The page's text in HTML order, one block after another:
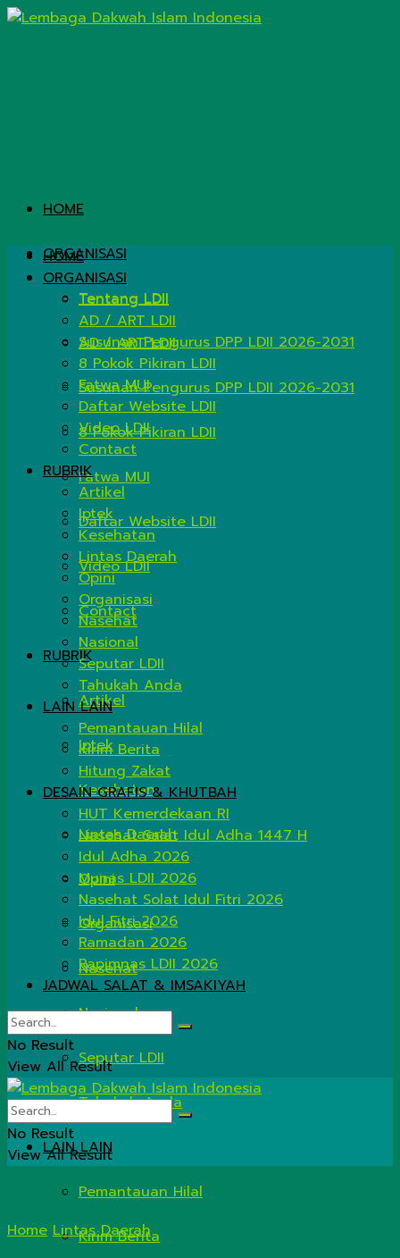
HOME
ORGANISASI
Tentang LDII
AD / ART LDII
Susunan Pengurus DPP LDII 2026-2031
8 Pokok Pikiran LDII
Fatwa MUI
Daftar Website LDII
Video LDII
Contact
RUBRIK
Artikel
Iptek
Kesehatan
Lintas Daerah
Opini
Organisasi
Nasehat
Nasional
Seputar LDII
Tahukah Anda
LAIN LAIN
Pemantauan Hilal
Kirim Berita
HOME
ORGANISASI
Tentang LDII
AD / ART LDII
Susunan Pengurus DPP LDII 2026-2031
8 Pokok Pikiran LDII
Fatwa MUI
Daftar Website LDII
Video LDII
Contact
RUBRIK
Artikel
Iptek
Kesehatan
Lintas Daerah
Opini
Organisasi
Nasehat
Nasional
Seputar LDII
Tahukah Anda
LAIN LAIN
Pemantauan Hilal
Kirim Berita
Hitung Zakat
DESAIN GRAFIS & KHUTBAH
HUT Kemerdekaan RI
Nasehat Salat Idul Adha 1447 H
Idul Adha 2026
Munas LDII 2026
Nasehat Solat Idul Fitri 2026
Idul Fitri 2026
Ramadan 2026
Rapimnas LDII 2026
JADWAL SALAT & IMSAKIYAH
No Result
View All Result
No Result
View All Result
Home Lintas Daerah